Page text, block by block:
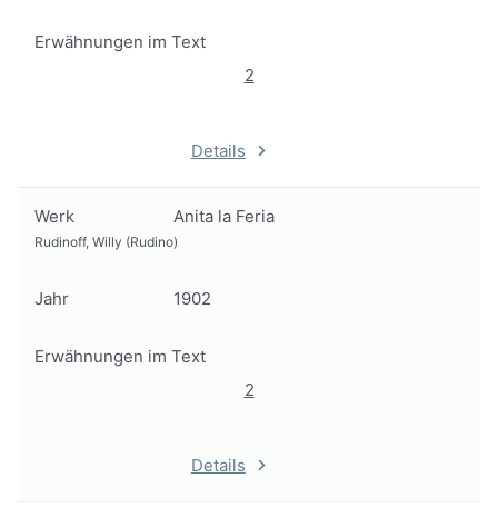
Erwähnungen im Text
2
Details
Werk Anita la Feria
Rudinoff, Willy (Rudino)
Jahr 1902
Erwähnungen im Text
2
Details